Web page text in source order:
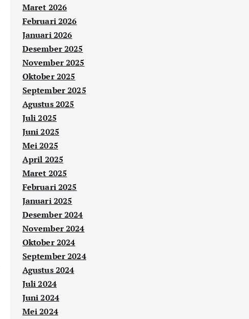
Maret 2026
Februari 2026
Januari 2026
Desember 2025
November 2025
Oktober 2025
September 2025
Agustus 2025
Juli 2025
Juni 2025
Mei 2025
April 2025
Maret 2025
Februari 2025
Januari 2025
Desember 2024
November 2024
Oktober 2024
September 2024
Agustus 2024
Juli 2024
Juni 2024
Mei 2024